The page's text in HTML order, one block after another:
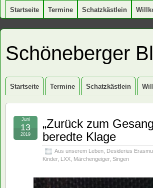
Startseite Termine Schatzkästlein
Schöneberger
Startseite Termine Schatzkästlein
„Zurück zum
beredte Klage
Aus unserem Leben Desiderius
Kinder, LXX Märchengeiger, Singen
Juni
13
2019